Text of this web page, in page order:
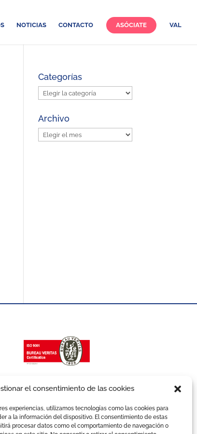
el consentimiento de las cookies
experiencias, utilizamos tecnologías como las cookies para
a la información del dispositivo. El consentimiento de estas
procesar datos como el comportamiento de navegación o
NOTICIAS CONTACTO ASÓCIATE VAL
Categorías
Categorías
Archivo
Archivo